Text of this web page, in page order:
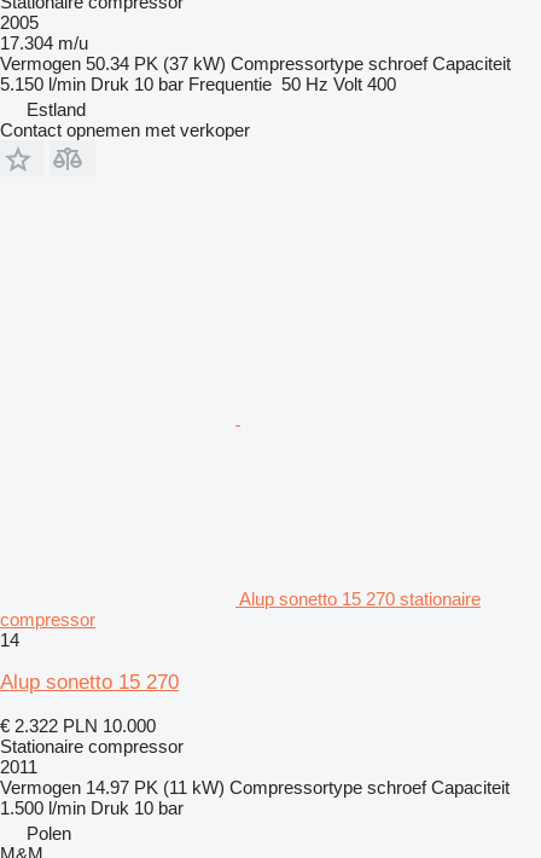
2005
17.304 m/u
Vermogen 50.34 PK (37 kW) Compressortype schroef Capaciteit
5.150 l/min Druk 10 bar Frequentie 50 Hz Volt 400
Estland
Contact opnemen met verkoper
Alup sonetto 15 270 stationaire
compressor
14
Alup sonetto 15 270
€ 2.322 PLN 10.000
Stationaire compressor
2011
Vermogen 14.97 PK (11 kW) Compressortype schroef Capaciteit
1.500 l/min Druk 10 bar
Polen
M&M